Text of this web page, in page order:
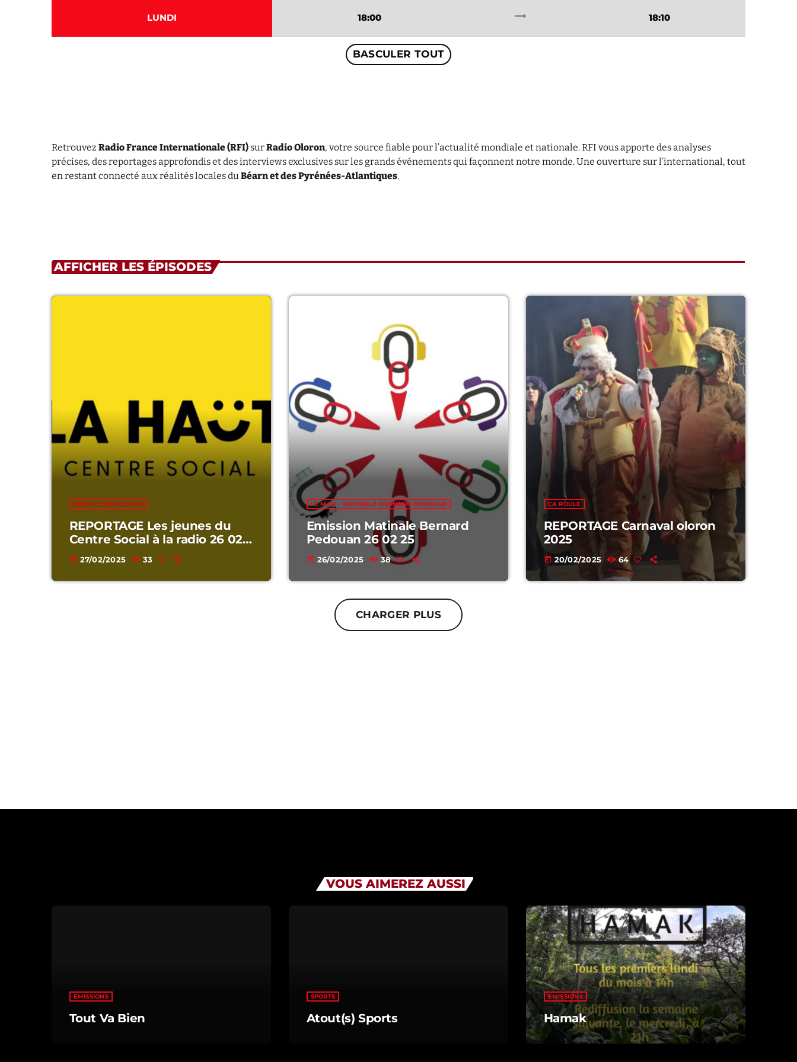
Non catégorisé
00:00 - 10:00
LUNDI 18:00 trending_flat 18:10
BASCULER TOUT
Retrouvez Radio France Internationale (RFI) surRadio Oloron, votre source fiable pour l’actualité mondiale et nationale. RFI vous apporte des analyses
précises, des reportages approfondis et des interviews exclusives sur les grands événements qui façonnent notre monde. Une ouverture sur l’international, tout
en restant connecté aux réalités locales du Béarn et des Pyrénées-Atlantiques.
AFFICHER LES ÉPISODES
INFOS & REPORTAGES
REPORTAGE Les jeunes du
Centre Social à la radio 26 02
2025
today 27/02/2025 33
LE MAG - MATINALE BERNARD PEDOUAN
Emission Matinale Bernard
Pedouan 26 02 25
today 26/02/2025 38
ÇA ROULE
REPORTAGE Carnaval oloron
2025
today 20/02/2025 64
CHARGER PLUS
VOUS AIMEREZ AUSSI
EMISSIONS
Tout Va Bien
SPORTS
Atout(s) Sports
EMISSIONS
Hamak